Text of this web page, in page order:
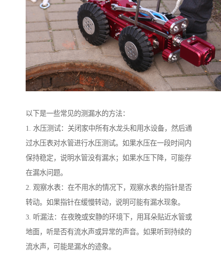
以下是一些常见的测漏水的方法：
1. 水压测试：关闭家中所有水龙头和用水设备，然后通
过水压表对水管进行水压测试。如果水压在一段时间内
保持稳定，说明水管没有漏水；如果水压下降，可能存
在漏水问题。
2. 观察水表：在不用水的情况下，观察水表的指针是否
转动。如果指针在缓慢转动，说明可能有漏水现象。
3. 听漏法：在夜晚或安静的环境下，用耳朵贴近水管或
地面，听是否有流水声或异常的声音。如果听到持续的
流水声，可能是漏水的迹象。